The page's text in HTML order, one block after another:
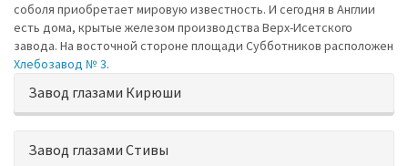
соболя приобретает мировую известность. И сегодня в Англии
есть дома, крытые железом производства Верх-Исетского
завода. На восточной стороне площади Субботников расположен
Хлебозавод № 3.
Показать
Завод глазами Кирюши
Показать
Завод глазами Стивы